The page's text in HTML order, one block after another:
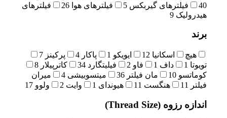
40
فیلترهای گیربکس5 فیلترهای هوا26
فیلترهای
هیدرولیک9
برند
هیچ اسکانیا 12 ایویکو 1 پاکار4 پرکینز7
تویوتا 1 داف 1 فاو 2 فیلیتگارد34 کاترپیلار8
کوماتسو10 مان فیلتر36 میتسوبیشی4
میران
فیلتر
11 هنگست 11 هیوندای 1 وایت 2 ولوو17
اندازه رزوه (Thread Size)